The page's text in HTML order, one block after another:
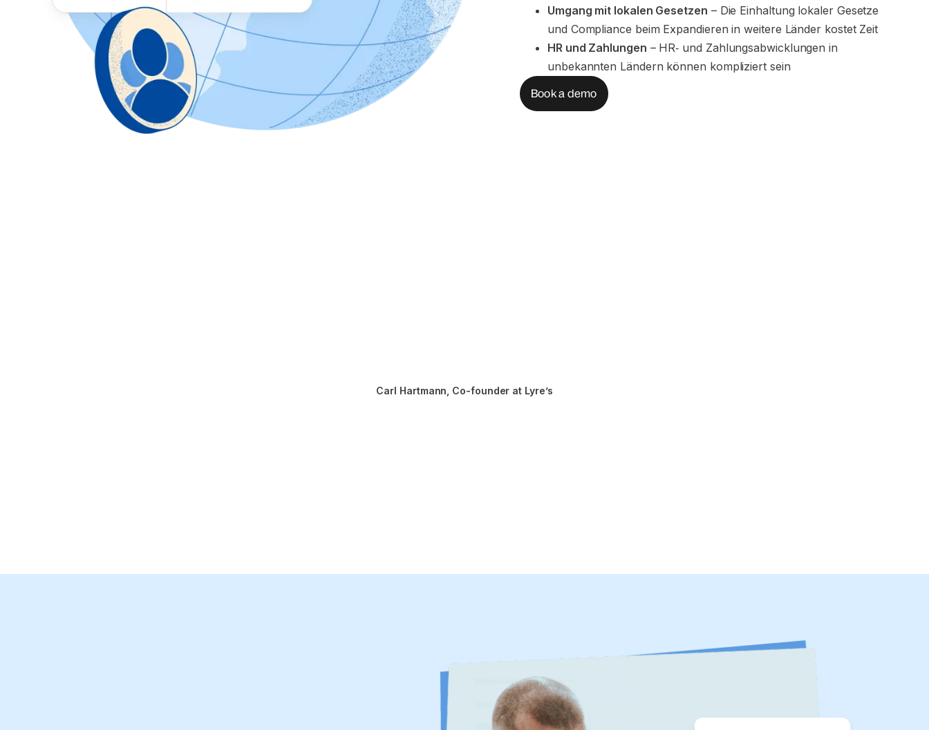
Umgang mit lokalen Gesetzen – Die Einhaltung lokaler Gesetze
und Compliance beim Expandieren in weitere Länder kostet Zeit
HR und Zahlungen – HR‑ und Zahlungsabwicklungen in
unbekannten Ländern können kompliziert sein
Book a demo
Carl Hartmann Co-founder at Lyre’s